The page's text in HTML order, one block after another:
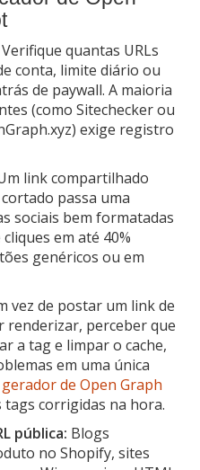
Verifique quantas URLs
conta, limite diário ou
de paywall. A maioria
(como Sitechecker ou
exige registro
link compartilhado
passa uma
sociais bem formatadas
em até 40%
genéricos ou em
vez de postar um link de
renderizar, perceber que
a tag e limpar o cache,
em uma única
gerador de Open Graph
corrigidas na hora.
pública: Blogs
no Shopify, sites